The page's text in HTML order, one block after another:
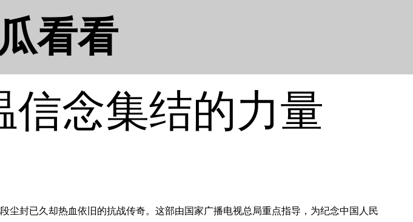
看看
信念集结的力量
封已久却热血依旧的抗战传奇。这部由国家广播电视总局重点指导，为纪念中国人民